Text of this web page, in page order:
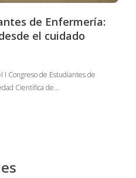
de Enfermería:
el cuidado
I Congreso de Estudiantes de
Científica de…